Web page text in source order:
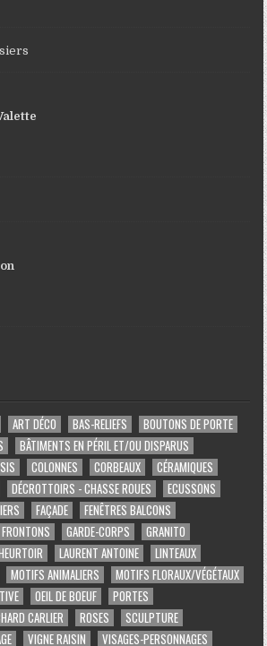
ART DÉCO BAS-RELIEFS
BOUTONS DE PORTE
BÂTIMENTS EN PÉRIL ET/OU DISPARUS
COLONNES CORBEAUX
CÉRAMIQUES
DÉCROTTOIRS - CHASSE ROUES
ECUSSONS
FAÇADE
FENÊTRES BALCONS
FRONTONS GARDE-CORPS
GRANITO
LAURENT ANTOINE
LINTEAUX
MOTIFS ANIMALIERS
MOTIFS FLORAUX/VÉGÉTAUX
OEIL DE BOEUF
PORTES
CARLIER ROSES
SCULPTURE
VIGNE RAISIN VISAGES-PERSONNAGES